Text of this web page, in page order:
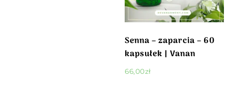
Senna – zaparcia – 60
kapsułek | Vanan
66,00zł